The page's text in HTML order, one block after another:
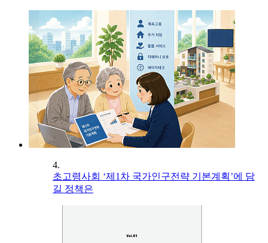
4.
초고령사회 ‘제1차 국가인구전략 기본계획’에 담
길 정책은